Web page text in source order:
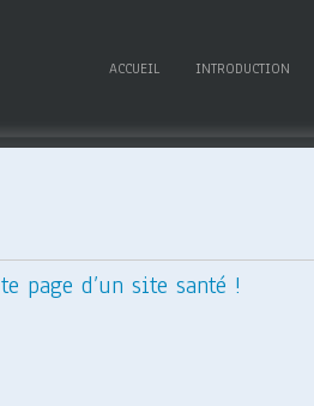
ACCUEIL INTRODUCTION
page d’un site santé !